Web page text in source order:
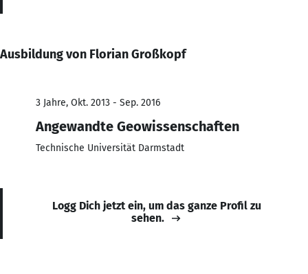
Ausbildung von Florian Großkopf
3 Jahre, Okt. 2013 - Sep. 2016
Angewandte Geowissenschaften
Technische Universität Darmstadt
Logg Dich jetzt ein, um das ganze Profil zu
sehen.